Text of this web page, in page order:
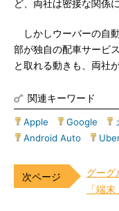
ど、両社は密接な関係
しかしウーバーの自
部が独自の配車サービ
と取れる動きも、両社
関連キーワード
Apple Google
Android Auto
グーグ
「端末」